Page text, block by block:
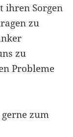
ihren Sorgen
zu
zu
Probleme
zum